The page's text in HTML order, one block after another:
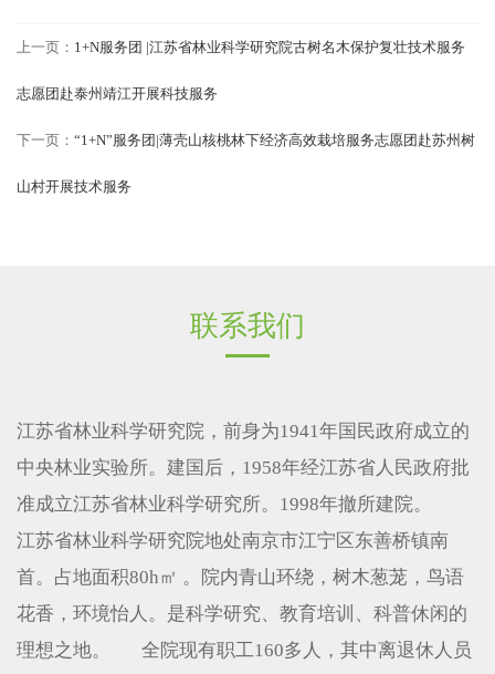
上一页： 1+N服务团 |江苏省林业科学研究院古树名木保护复壮技术服务
志愿团赴泰州靖江开展科技服务
下一页： “1+N”服务团|薄壳山核桃林下经济高效栽培服务志愿团赴苏州树
山村开展技术服务
联系我们
江苏省林业科学研究院，前身为1941年国民政府成立的
中央林业实验所。建国后，1958年经江苏省人民政府批
准成立江苏省林业科学研究所。1998年撤所建院。
江苏省林业科学研究院地处南京市江宁区东善桥镇南
首。占地面积80h㎡ 。院内青山环绕，树木葱茏，鸟语
花香，环境怡人。是科学研究、教育培训、科普休闲的
理想之地。 全院现有职工160多人，其中离退休人员